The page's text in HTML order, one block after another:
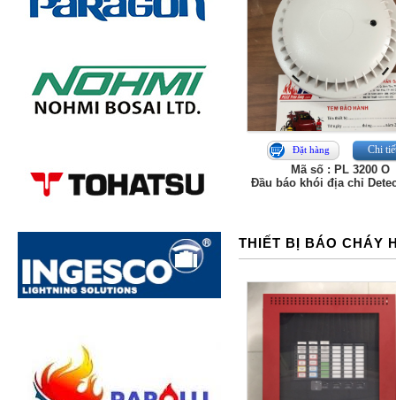
Đặt hàng Chi
Mã số : PL 3200 O
Đầu báo khói địa chỉ
THIẾT BỊ BÁO CHÁY